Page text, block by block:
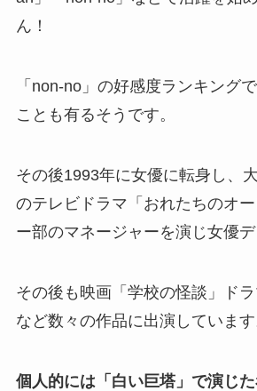
ん！
「non-no」の好感度ランキング
ことも有るそうです。
その後1993年に女優に転身し、
のテレビドラマ「おれたちのオ
ー部のマネージャーを演じ女優デ
その後も映画「学校の怪談」ドラ
など数々の作品に出演しています
個人的には「白い巨塔」で演じ